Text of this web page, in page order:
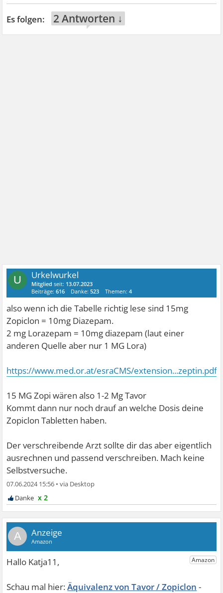
2 Antworten ↓
U Urkelwurkel
Mitglied seit: 13.07.2023
Beiträge:616 Danke:523 Themen:4
also wenn ich die Tabelle richtig lese sind 15mg
Zopiclon = 10mg Diazepam.
2 mg Lorazepam = 10mg diazepam (laut einer
anderen Quelle aber nur 1 MG Lora)
https://www.med.or.at/esraCMS/extension...zeptin.pdf
15 MG Zopi wären also 1-2 Mg Tavor
Kommt dann nur noch drauf an welche Dosis deine
Zopiclon Tabletten haben.
Der verschreibende Arzt sollte dir das aber eigentlich
ausrechnen und passend verschreiben. Mach keine
Selbstversuche.
07.06.2024 15:56 •
x 2
A
Äquivalenz von Tavor / Zopiclon